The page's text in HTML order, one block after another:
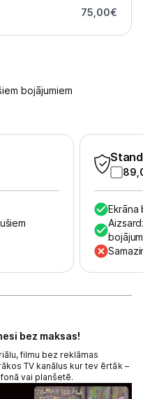
bojājumiem
Ekrāna
75,00€
bez maksas!
filmu bez reklāmas
TV kanālus kur tev ērtāk –
vai planšetē.